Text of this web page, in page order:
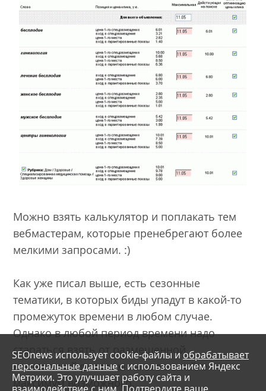
Можно взять калькулятор и поплакать тем
вебмастерам, которые пренебрегают более
мелкими запросами. :)
Как уже писал выше, есть сезонные
тематики, в которых биды упадут в какой-то
промежуток времени в любом случае.
Однако в любой период времени надо
стараться взять от размещенной
контекстной рекламы на своем сайте
максимум возможного.
SEOnews использует cookie-файлы и обрабатывает
персональные данные с использованием Яндекс
Метрики. Это улучшает работу сайта и
взаимодействие с ним. Подтвердите ваше